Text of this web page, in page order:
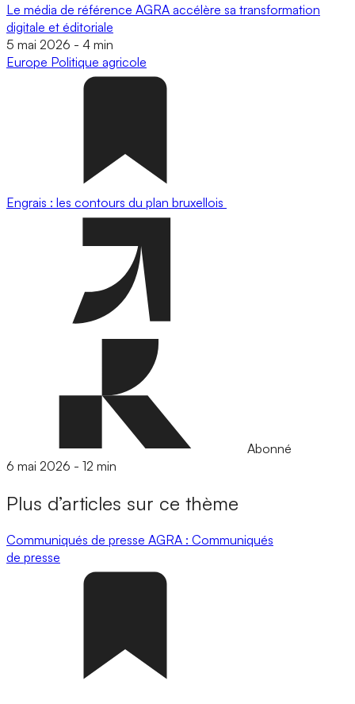
Le média de référence AGRA accélère sa transformation
digitale et éditoriale
5 mai 2026 - 4 min
Europe Politique agricole
Engrais : les contours du plan bruxellois
Abonné
6 mai 2026 - 12 min
Plus d’articles sur ce thème
Communiqués de presse AGRA : Communiqués
de presse